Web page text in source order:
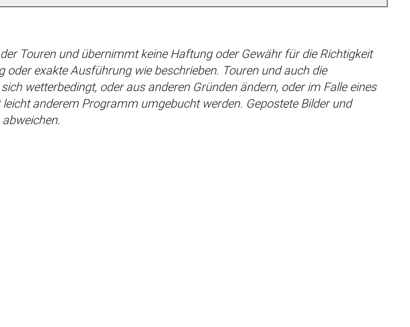
Touren und übernimmt keine Haftung oder Gewähr für die Richtigkeit
oder exakte Ausführung wie beschrieben. Touren und auch die
wetterbedingt, oder aus anderen Gründen ändern, oder im Falle eines
anderem Programm umgebucht werden. Gepostete Bilder und